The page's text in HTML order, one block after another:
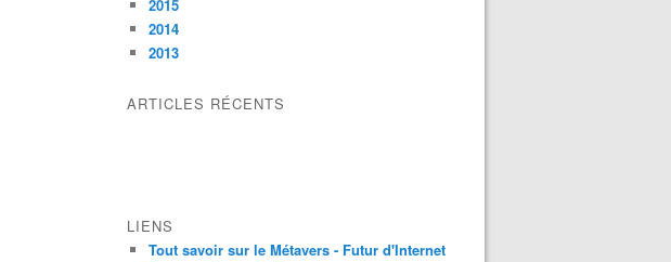
2015
2014
2013
ARTICLES RÉCENTS
LIENS
Tout savoir sur le Métavers - Futur d'Internet